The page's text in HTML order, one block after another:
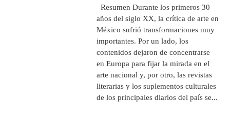
Resumen Durante los primeros 30
años del siglo XX, la crítica de arte en
México sufrió transformaciones muy
importantes. Por un lado, los
contenidos dejaron de concentrarse
en Europa para fijar la mirada en el
arte nacional y, por otro, las revistas
literarias y los suplementos culturales
de los principales diarios del país se...